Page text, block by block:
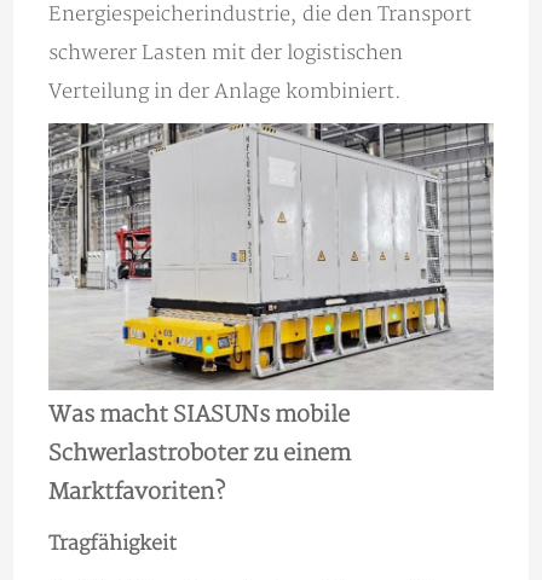
Energiespeicherindustrie, die den Transport
schwerer Lasten mit der logistischen
Verteilung in der Anlage kombiniert.
Was macht SIASUNs mobile
Schwerlastroboter zu einem
Marktfavoriten?
Tragfähigkeit